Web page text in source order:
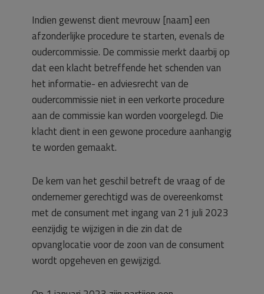
Indien gewenst dient mevrouw [naam] een
afzonderlijke procedure te starten, evenals de
oudercommissie. De commissie merkt daarbij op
dat een klacht betreffende het schenden van
het informatie- en adviesrecht van de
oudercommissie niet in een verkorte procedure
aan de commissie kan worden voorgelegd. Die
klacht dient in een gewone procedure aanhangig
te worden gemaakt.
De kern van het geschil betreft de vraag of de
ondernemer gerechtigd was de overeenkomst
met de consument met ingang van 21 juli 2023
eenzijdig te wijzigen in die zin dat de
opvanglocatie voor de zoon van de consument
wordt opgeheven en gewijzigd.